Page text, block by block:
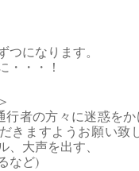
つになります。
・・・！
行者の方々に迷惑を
きますようお願い致
、大声を出す、
など)